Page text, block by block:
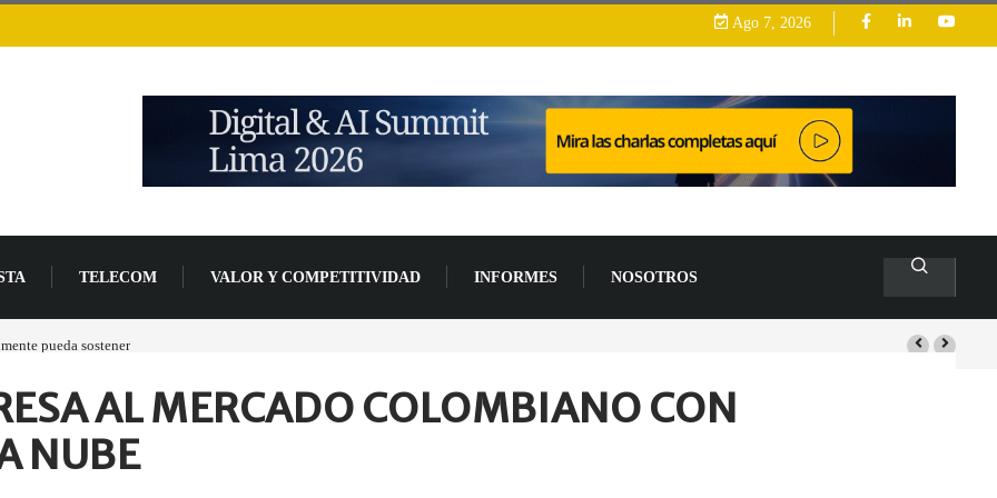
Ago 7, 2026
TELECOM VALOR Y COMPETITIVIDAD INFORMES NOSOTROS
pueda sostener
AL MERCADO COLOMBIANO CON
NUBE